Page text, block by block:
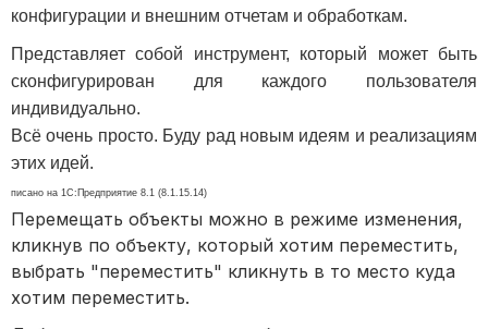
конфигурации и внешним отчетам и обработкам.
Представляет собой инструмент, который может быть
сконфигурирован для каждого пользователя
индивидуально.
Всё очень просто. Буду рад новым идеям и реализациям
этих идей.
писано на 1С:Предприятие 8.1 (8.1.15.14)
Перемещать объекты можно в режиме изменения,
кликнув по объекту, который хотим переместить,
выбрать "переместить" кликнуть в то место куда
хотим переместить.